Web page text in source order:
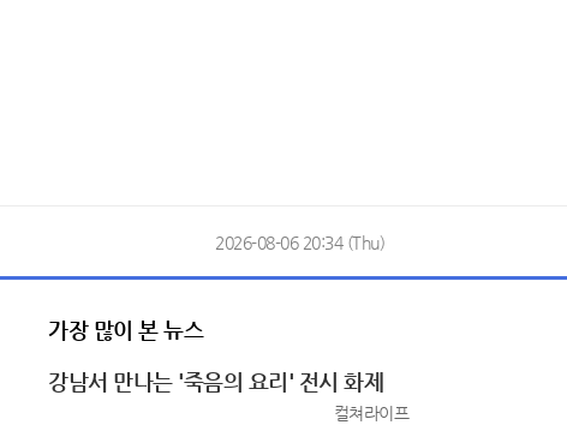
2026-08-06 20:34 (Thu)
가장 많이 본 뉴스
강남서 만나는 '죽음의 요리' 전시 화제
컬쳐라이프